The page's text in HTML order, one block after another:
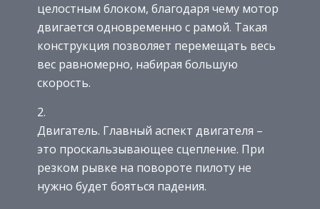
целостным блоком, благодаря чему мотор
двигается одновременно с рамой. Такая
конструкция позволяет перемещать весь
вес равномерно, набирая большую
скорость.
Двигатель. Главный аспект двигателя –
это проскальзывающее сцепление. При
резком рывке на повороте пилоту не
нужно будет бояться падения.